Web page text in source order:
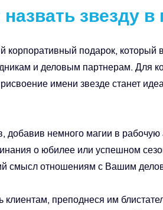
звезду в
подарок, который
и деловым партнерам. Для
имени звезде станет
добавив немного магии в
о юбилее или успешном
смысл отношениям с Вашим
клиентам, преподнеся им